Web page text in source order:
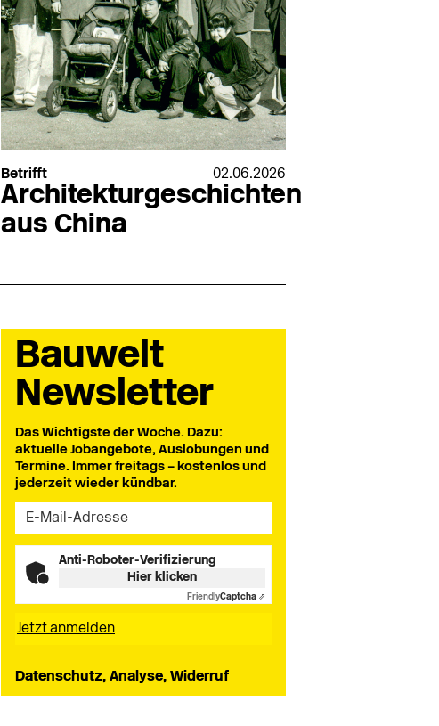
Betrifft 02.06.2026
Architekturgeschichten
aus China
Bauwelt
Newsletter
Das Wichtigste der Woche. Dazu:
aktuelle Jobangebote, Auslobungen und
Termine. Immer freitags – kostenlos und
jederzeit wieder kündbar.
Anti-Roboter-Verifizierung
Hier klicken
FriendlyCaptcha ⇗
Datenschutz, Analyse, Widerruf